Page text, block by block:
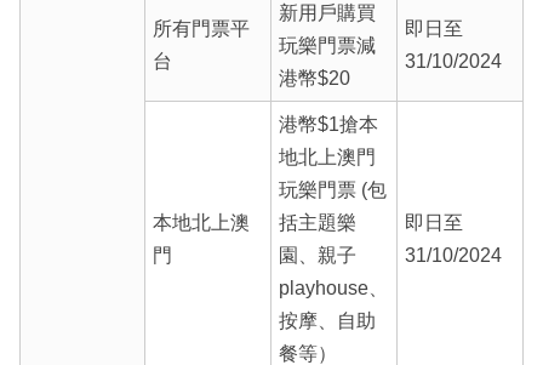
所有門票平
台
新用戶購買
玩樂門票減
港幣$20
即日至
31/10/2024
本地北上澳
門
港幣$1搶本
地北上澳門
玩樂門票 (包
括主題樂
園、親子
playhouse、
按摩、自助
餐等）
即日至
31/10/2024